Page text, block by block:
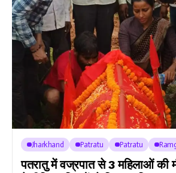
Jharkhand Patratu Patratu
पतरातु में वज्रपात से 3 महिलाओं की